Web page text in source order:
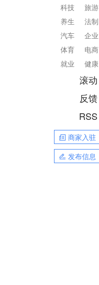
旅游
法制
企业
电商
健康
科技
养生
汽车
体育
就业
滚动
反馈
RSS
商家入驻
发布信息